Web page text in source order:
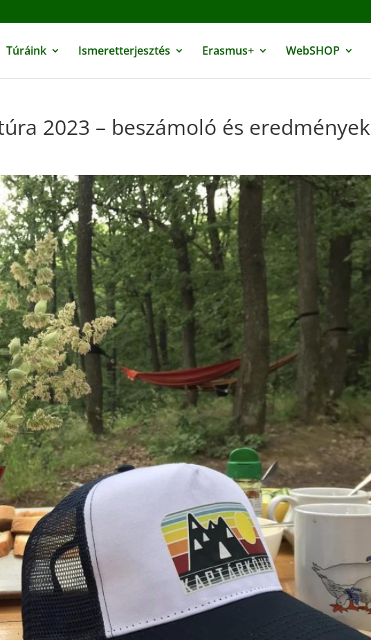
Túráink Ismeretterjesztés Erasmus+ WebSHOP
2023 – beszámoló és eredmények